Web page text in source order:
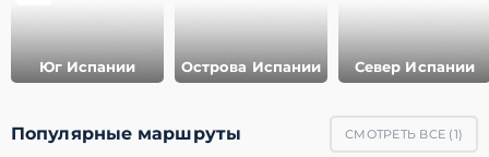
Юг Испании Острова Испании Север Испании
Популярные маршруты СМОТРЕТЬ ВСЕ (1)